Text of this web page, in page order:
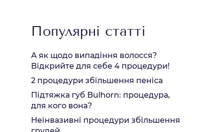
Популярні статті
А як щодо випадіння волосся?
Відкрийте для себе 4 процедури!
2 процедури збільшення пеніса
Підтяжка губ Bulhorn: процедура,
для кого вона?
Неінвазивні процедури збільшення